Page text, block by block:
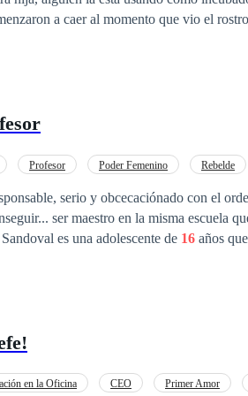
a caer al momento que vio el
de dolor y tristeza, mientras la furia
Profesor Poder Femenino Rebelde
serio y obcecaciónado con el
ser maestro en la misma escuela
es una adolescente de 16 años
en cuenta. Él por los traumas que este
en la Oficina CEO Primer Amor